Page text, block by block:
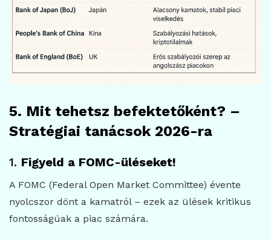
5. Mit tehetsz befektetőként? –
Stratégiai tanácsok 2026-ra
1. Figyeld a FOMC-üléseket!
A FOMC (Federal Open Market Committee) évente
nyolcszor dönt a kamatról – ezek az ülések kritikus
fontosságúak a piac számára.